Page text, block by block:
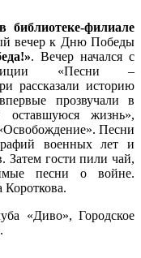
библиотеке-филиале
вечер к Дню Победы
. Вечер начался с
«Песни –
рассказали историю
прозвучали в
жизнь»,
Песни
военных лет и
Затем гости пили чай,
песни о войне.
Короткова.
«Диво», Городское